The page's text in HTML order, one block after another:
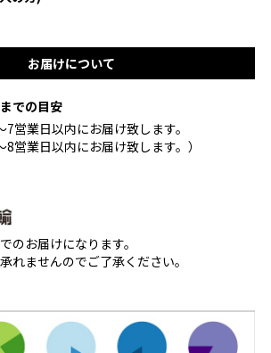
お届けについて
での目安
営業日以内にお届け致します。
8営業日以内にお届け致します。）
のお届けになります。
れませんのでご了承ください。